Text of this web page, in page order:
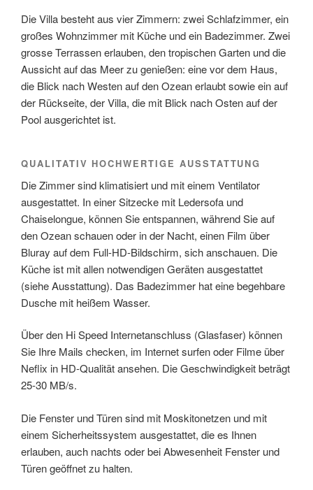
Die Villa besteht aus vier Zimmern: zwei Schlafzimmer, ein
großes Wohnzimmer mit Küche und ein Badezimmer. Zwei
grosse Terrassen erlauben, den tropischen Garten und die
Aussicht auf das Meer zu genießen: eine vor dem Haus,
die Blick nach Westen auf den Ozean erlaubt sowie ein auf
der Rückseite, der Villa, die mit Blick nach Osten auf der
Pool ausgerichtet ist.
QUALITATIV HOCHWERTIGE AUSSTATTUNG
Die Zimmer sind klimatisiert und mit einem Ventilator
ausgestattet. In einer Sitzecke mit Ledersofa und
Chaiselongue, können Sie entspannen, während Sie auf
den Ozean schauen oder in der Nacht, einen Film über
Bluray auf dem Full-HD-Bildschirm, sich anschauen. Die
Küche ist mit allen notwendigen Geräten ausgestattet
(siehe Ausstattung). Das Badezimmer hat eine begehbare
Dusche mit heißem Wasser.
Über den Hi Speed Internetanschluss (Glasfaser) können
Sie Ihre Mails checken, im Internet surfen oder Filme über
Neflix in HD-Qualität ansehen. Die Geschwindigkeit beträgt
25-30 MB/s.
Die Fenster und Türen sind mit Moskitonetzen und mit
einem Sicherheitssystem ausgestattet, die es Ihnen
erlauben, auch nachts oder bei Abwesenheit Fenster und
Türen geöffnet zu halten.